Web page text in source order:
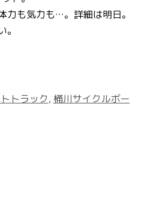
力も気力も…。詳細は明日。
トラック, 桶川サイクルボー